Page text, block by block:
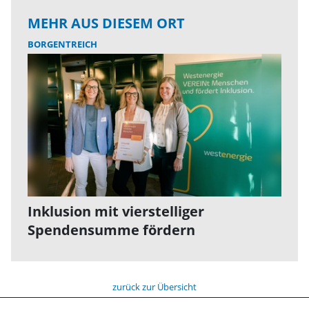
MEHR AUS DIESEM ORT
BORGENTREICH
Inklusion mit vierstelliger
Spendensumme fördern
zurück zur Übersicht